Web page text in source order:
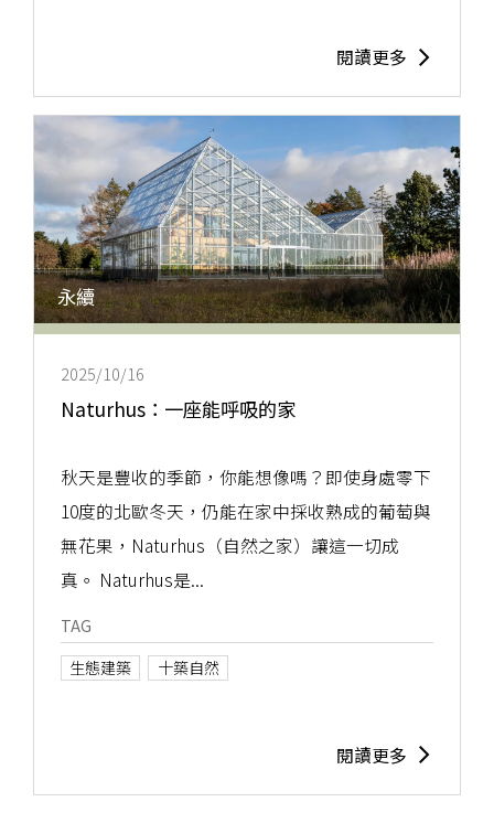
閱讀更多
永續
2025/10/16
Naturhus：一座能呼吸的家
秋天是豐收的季節，你能想像嗎？即使身處零下
10度的北歐冬天，仍能在家中採收熟成的葡萄與
無花果，Naturhus（自然之家）讓這一切成
真。 Naturhus是...
TAG
生態建築
十築自然
閱讀更多